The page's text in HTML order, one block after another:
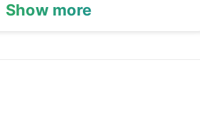
Show more